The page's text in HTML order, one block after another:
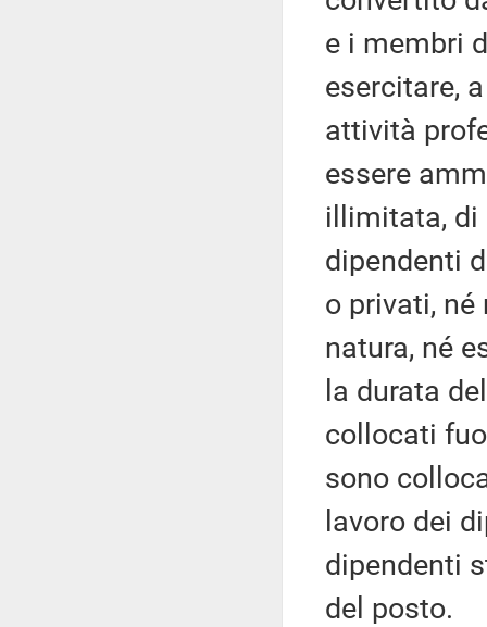
e i membri
esercitare,
attività
essere
illimitata, di
dipendenti
o privati,
natura, né
la durata
collocati
sono
lavoro dei
dipendenti
del posto.